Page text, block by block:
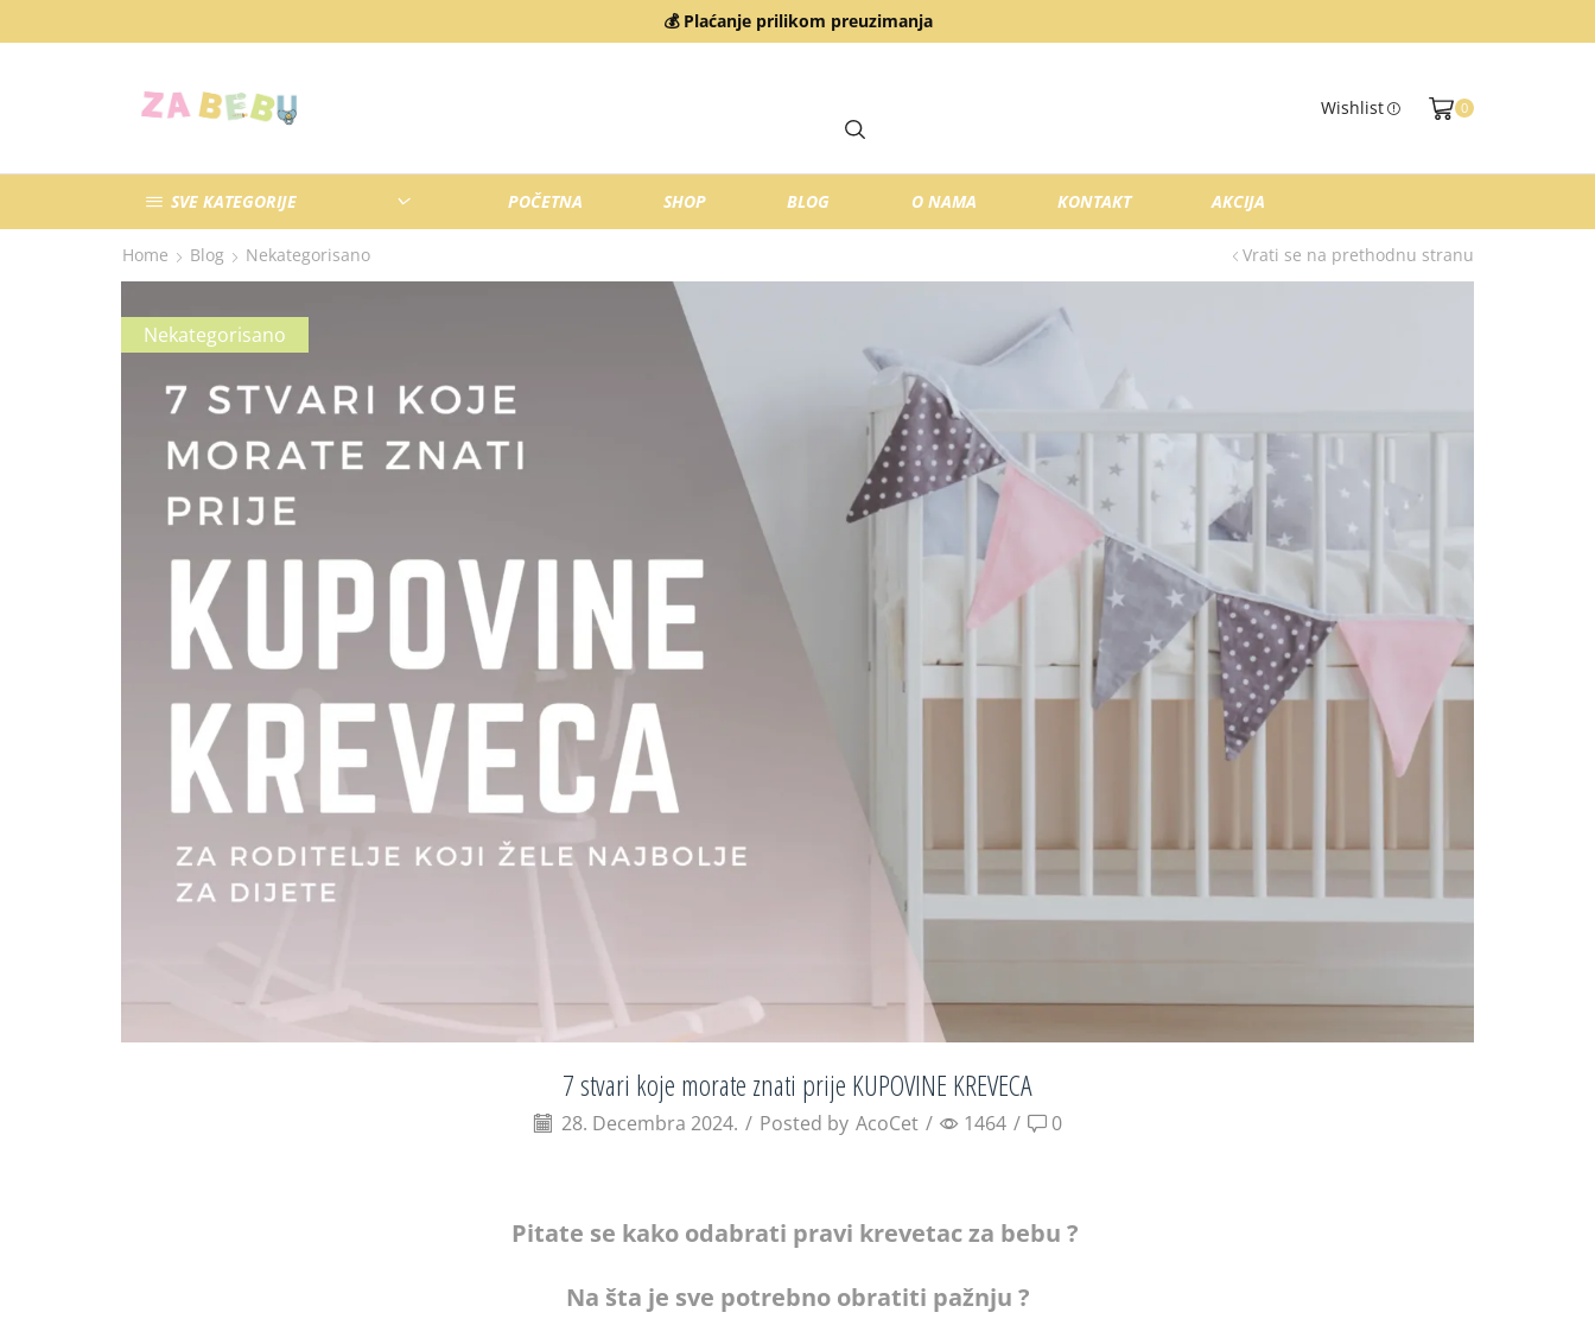
💰 Plaćanje prilikom preuzimanja
Wishlist 0
SVE KATEGORIJE POČETNA SHOP BLOG O NAMA KONTAKT AKCIJA
Vrati se na prethodnu stranu
Home Blog Nekategorisano
Nekategorisano
7 stvari koje morate znati prije KUPOVINE KREVECA
28. Decembra 2024. / Posted by AcoCet / 1464 / 0
Pitate se kako odabrati pravi krevetac za bebu ?
Na šta je sve potrebno obratiti pažnju ?